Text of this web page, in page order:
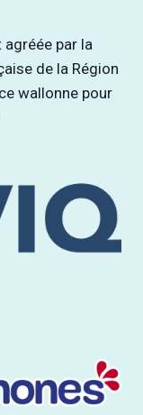
par la
de la Région
wallonne pour